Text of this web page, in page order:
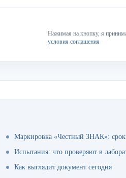
Нажимая на кнопку, я
условия соглашения
Маркировка «Честный ЗНАК»:
Испытания: что проверяют в
Как выглядит документ сегодня